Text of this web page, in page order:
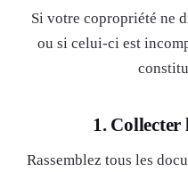
Si votre copropriété ne
ou si celui-ci est
1. Collecter
Rassemblez tous les